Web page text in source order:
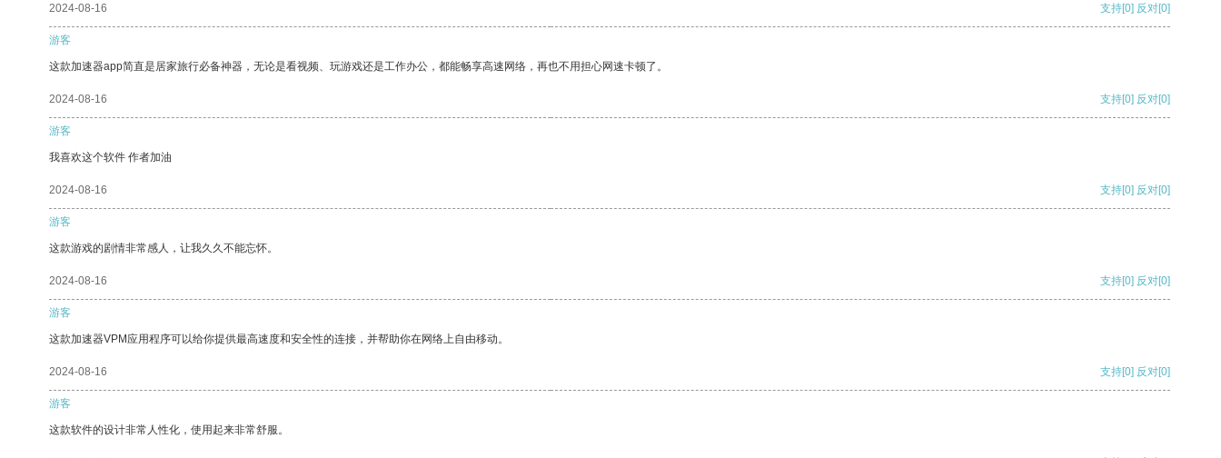
2024-08-16 支持[0] 反对[0]
游客
这款加速器app简直是居家旅行必备神器，无论是看视频、玩游戏还是工作办公，都能畅享高速网络，再也不用担心网速卡顿了。
2024-08-16 支持[0] 反对[0]
游客
我喜欢这个软件 作者加油
2024-08-16 支持[0] 反对[0]
游客
这款游戏的剧情非常感人，让我久久不能忘怀。
2024-08-16 支持[0] 反对[0]
游客
这款加速器VPM应用程序可以给你提供最高速度和安全性的连接，并帮助你在网络上自由移动。
2024-08-16 支持[0] 反对[0]
游客
这款软件的设计非常人性化，使用起来非常舒服。